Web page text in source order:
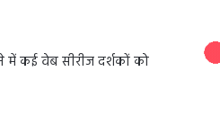
में कई वेब सीरीज दर्शकों को